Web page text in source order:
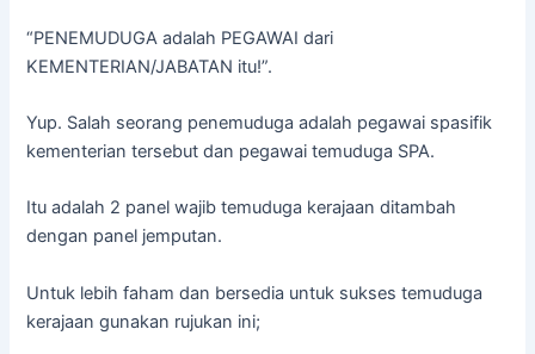
“PENEMUDUGA adalah PEGAWAI dari
KEMENTERIAN/JABATAN itu!”.
Yup. Salah seorang penemuduga adalah pegawai spasifik
kementerian tersebut dan pegawai temuduga SPA.
Itu adalah 2 panel wajib temuduga kerajaan ditambah
dengan panel jemputan.
Untuk lebih faham dan bersedia untuk sukses temuduga
kerajaan gunakan rujukan ini;